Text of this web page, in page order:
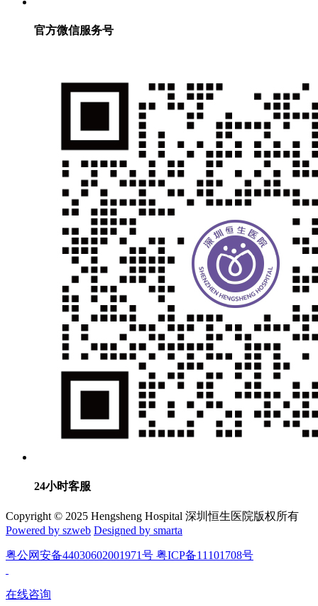
官方微信服务号
24小时客服
Copyright © 2025 Hengsheng Hospital 深圳恒生医院版权所有
Powered by szweb Designed by smarta
粤公网安备44030602001971号 粤ICP备11101708号
在线咨询